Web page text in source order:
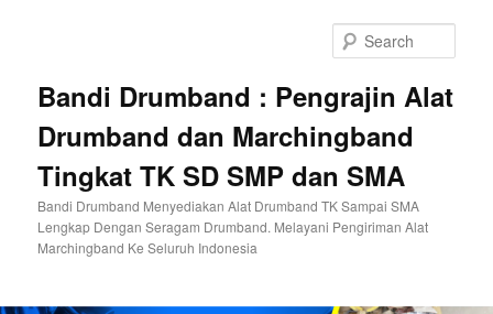
Bandi Drumband : Pengrajin Alat
Drumband dan Marchingband
Tingkat TK SD SMP dan SMA
Bandi Drumband Menyediakan Alat Drumband TK Sampai SMA
Lengkap Dengan Seragam Drumband. Melayani Pengiriman Alat
Marchingband Ke Seluruh Indonesia